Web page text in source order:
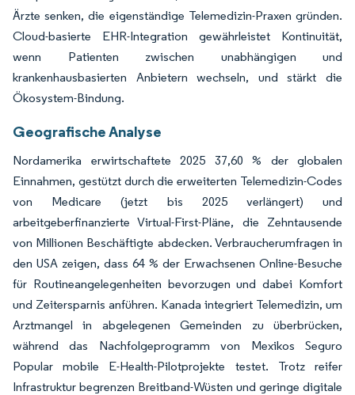
Ärzte senken, die eigenständige Telemedizin-Praxen gründen.
Cloud-basierte EHR-Integration gewährleistet Kontinuität,
wenn Patienten zwischen unabhängigen und
krankenhausbasierten Anbietern wechseln, und stärkt die
Ökosystem-Bindung.
Geografische Analyse
Nordamerika erwirtschaftete 2025 37,60 % der globalen
Einnahmen, gestützt durch die erweiterten Telemedizin-Codes
von Medicare (jetzt bis 2025 verlängert) und
arbeitgeberfinanzierte Virtual-First-Pläne, die Zehntausende
von Millionen Beschäftigte abdecken. Verbraucherumfragen in
den USA zeigen, dass 64 % der Erwachsenen Online-Besuche
für Routineangelegenheiten bevorzugen und dabei Komfort
und Zeitersparnis anführen. Kanada integriert Telemedizin, um
Arztmangel in abgelegenen Gemeinden zu überbrücken,
während das Nachfolgeprogramm von Mexikos Seguro
Popular mobile E-Health-Pilotprojekte testet. Trotz reifer
Infrastruktur begrenzen Breitband-Wüsten und geringe digitale